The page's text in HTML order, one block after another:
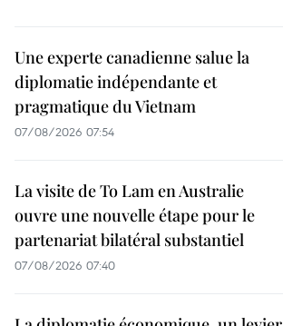
Une experte canadienne salue la
diplomatie indépendante et
pragmatique du Vietnam
07/08/2026 07:54
La visite de To Lam en Australie
ouvre une nouvelle étape pour le
partenariat bilatéral substantiel
07/08/2026 07:40